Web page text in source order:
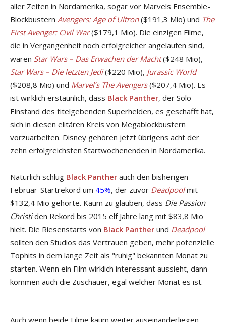
aller Zeiten in Nordamerika, sogar vor Marvels Ensemble-
Blockbustern Avengers: Age of Ultron($191,3 Mio) und The
First Avenger: Civil War($179,1 Mio). Die einzigen Filme,
die in Vergangenheit noch erfolgreicher angelaufen sind,
waren Star Wars – Das Erwachen der Macht($248 Mio),
Star Wars – Die letzten Jedi($220 Mio), Jurassic World
($208,8 Mio) und Marvel’s The Avengers($207,4 Mio). Es
ist wirklich erstaunlich, dass Black Panther, der Solo-
Einstand des titelgebenden Superhelden, es geschafft hat,
sich in diesen elitären Kreis von Megablockbustern
vorzuarbeiten. Disney gehören jetzt übrigens acht der
zehn erfolgreichsten Startwochenenden in Nordamerika.
Natürlich schlug Black Panther auch den bisherigen
Februar-Startrekord um 45%, der zuvor Deadpoolmit
$132,4 Mio gehörte. Kaum zu glauben, dass Die Passion
Christiden Rekord bis 2015 elf Jahre lang mit $83,8 Mio
hielt. Die Riesenstarts von Black Panther und Deadpool
sollten den Studios das Vertrauen geben, mehr potenzielle
Tophits in dem lange Zeit als "ruhig" bekannten Monat zu
starten. Wenn ein Film wirklich interessant aussieht, dann
kommen auch die Zuschauer, egal welcher Monat es ist.
Auch wenn beide Filme kaum weiter auseinanderliegen